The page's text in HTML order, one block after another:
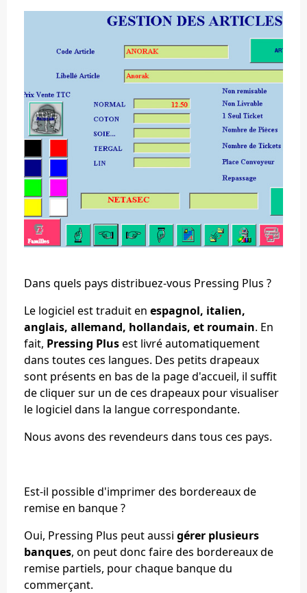
Dans quels pays distribuez-vous Pressing Plus ?
Le logiciel est traduit en espagnol, italien,
anglais, allemand, hollandais, et roumain. En
fait, Pressing Plusest livré automatiquement
dans toutes ces langues. Des petits drapeaux
sont présents en bas de la page d'accueil, il suffit
de cliquer sur un de ces drapeaux pour visualiser
le logiciel dans la langue correspondante.
Nous avons des revendeurs dans tous ces pays.
Est-il possible d'imprimer des bordereaux de
remise en banque ?
Oui, Pressing Plus peut aussi gérer plusieurs
banques, on peut donc faire des bordereaux de
remise partiels, pour chaque banque du
commerçant.